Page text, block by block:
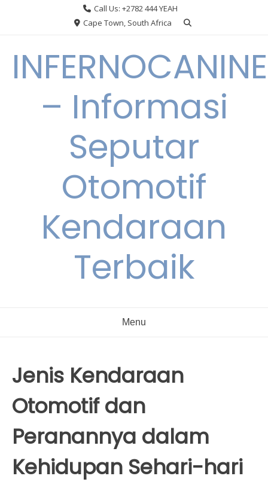
Call Us: +2782 444 YEAH
Cape Town, South Africa
INFERNOCANINE
– Informasi
Seputar
Otomotif
Kendaraan
Terbaik
Menu
Jenis Kendaraan
Otomotif dan
Peranannya dalam
Kehidupan Sehari-hari